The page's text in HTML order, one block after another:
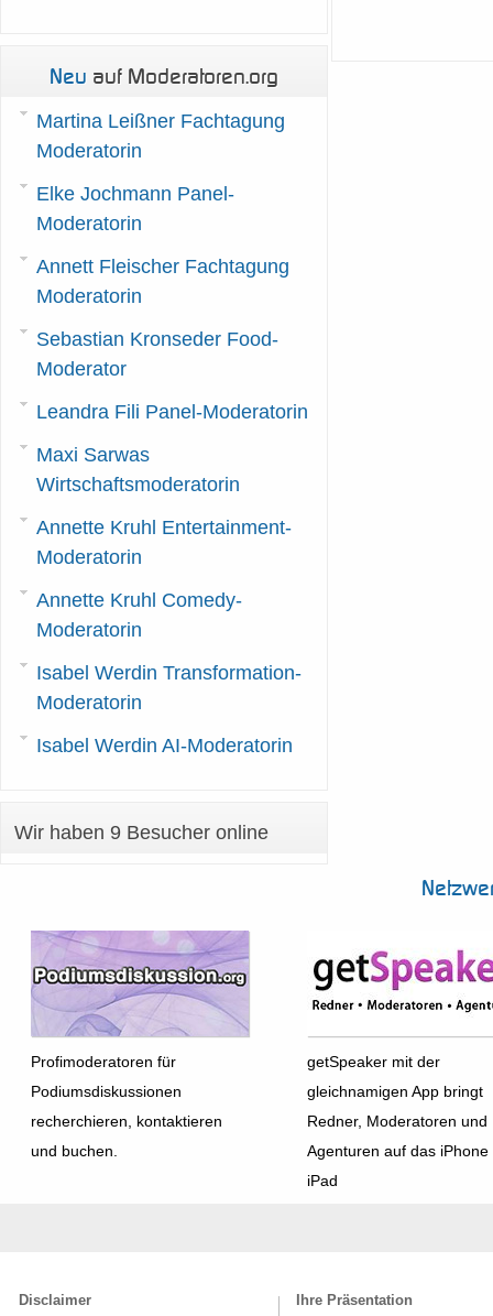
Neu auf Moderatoren.org
Martina Leißner Fachtagung
Moderatorin
Elke Jochmann Panel-
Moderatorin
Annett Fleischer Fachtagung
Moderatorin
Sebastian Kronseder Food-
Moderator
Leandra Fili Panel-Moderatorin
Maxi Sarwas
Wirtschaftsmoderatorin
Annette Kruhl Entertainment-
Moderatorin
Annette Kruhl Comedy-
Moderatorin
Isabel Werdin Transformation-
Moderatorin
Isabel Werdin AI-Moderatorin
Wir haben 9 Besucher online
Profimoderatoren für
Podiumsdiskussionen
recherchieren, kontaktieren
und buchen.
getSpeaker mit der
gleichnamigen App bringt
Redner, Moderatoren und
Agenturen auf das iPhone
iPad
Disclaimer Ihre Präsentation